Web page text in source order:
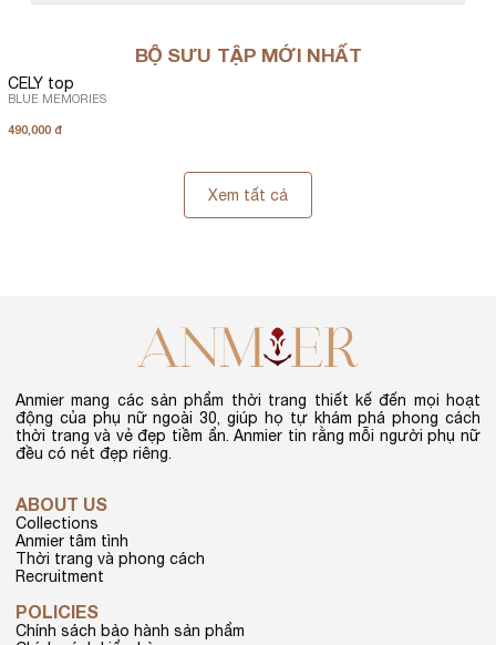
BỘ SƯU TẬP MỚI NHẤT
CELY top
BLUE MEMORIES
490,000 đ
Xem tất cả
Anmier mang các sản phẩm thời trang thiết kế đến mọi hoạt
động của phụ nữ ngoài 30, giúp họ tự khám phá phong cách
thời trang và vẻ đẹp tiềm ẩn. Anmier tin rằng mỗi người phụ nữ
đều có nét đẹp riêng.
ABOUT US
Collections
Anmier tâm tình
Thời trang và phong cách
Recruitment
POLICIES
Chính sách bảo hành sản phẩm